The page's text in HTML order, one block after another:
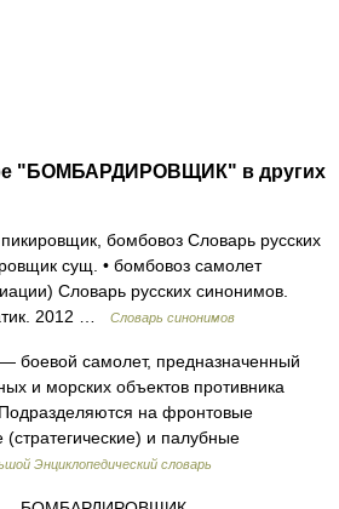
"БОМБАРДИРОВЩИК" в других
бомбовоз Словарь русских
сущ. • бомбовоз самолет
Словарь русских синонимов.
2012 …
Словарь синонимов
— боевой самолет, предназначенный
и морских объектов противника
на фронтовые
(стратегические) и палубные
Энциклопедический словарь